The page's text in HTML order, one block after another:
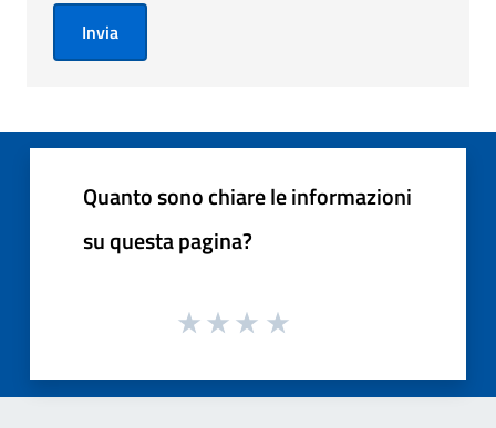
Invia
Quanto sono chiare le informazioni
su questa pagina?